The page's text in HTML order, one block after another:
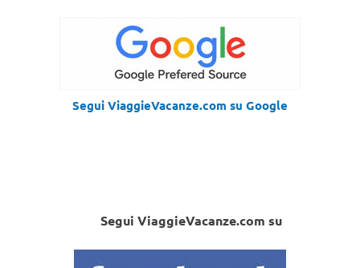
Segui ViaggieVacanze.com su Google
Segui ViaggieVacanze.com su